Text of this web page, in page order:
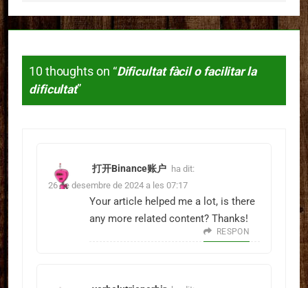
10 thoughts on “Dificultat fàcil o facilitar la
dificultat”
打开Binance账户 ha dit:
26 de desembre de 2024 a les 07:17
Your article helped me a lot, is there
any more related content? Thanks!
RESPON